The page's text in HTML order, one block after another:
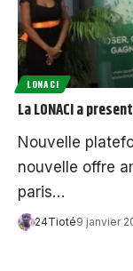
LONACI
La LONACI a
Nouvelle
nouvelle offre
paris…
24Tioté9 janvier